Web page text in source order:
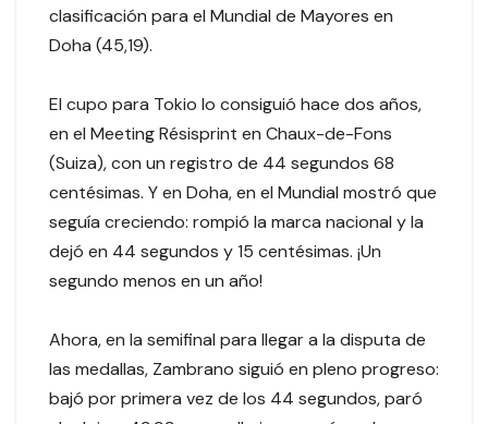
clasificación para el Mundial de Mayores en
Doha (45,19).
El cupo para Tokio lo consiguió hace dos años,
en el Meeting Résisprint en Chaux-de-Fons
(Suiza), con un registro de 44 segundos 68
centésimas. Y en Doha, en el Mundial mostró que
seguía creciendo: rompió la marca nacional y la
dejó en 44 segundos y 15 centésimas. ¡Un
segundo menos en un año!
Ahora, en la semifinal para llegar a la disputa de
las medallas, Zambrano siguió en pleno progreso:
bajó por primera vez de los 44 segundos, paró